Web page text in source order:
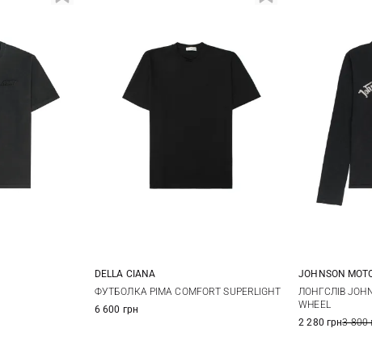
48 50 52 54
DELLA CIANA
ФУТБОЛКА PIMA COMFORT SUPERLIGHT
6 600 грн
M
JOHNSON
ЛОНГСЛІВ
WHEEL
2 280 грн3 800